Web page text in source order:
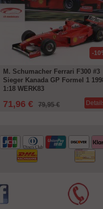
-
M. Schumacher Ferrari F300 #3
Sieger Kanada GP Formel 1
1:18 WERK83
71,96 € 79,95 €